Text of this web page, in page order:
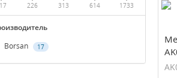
226 313 614 1733
Borsan
17